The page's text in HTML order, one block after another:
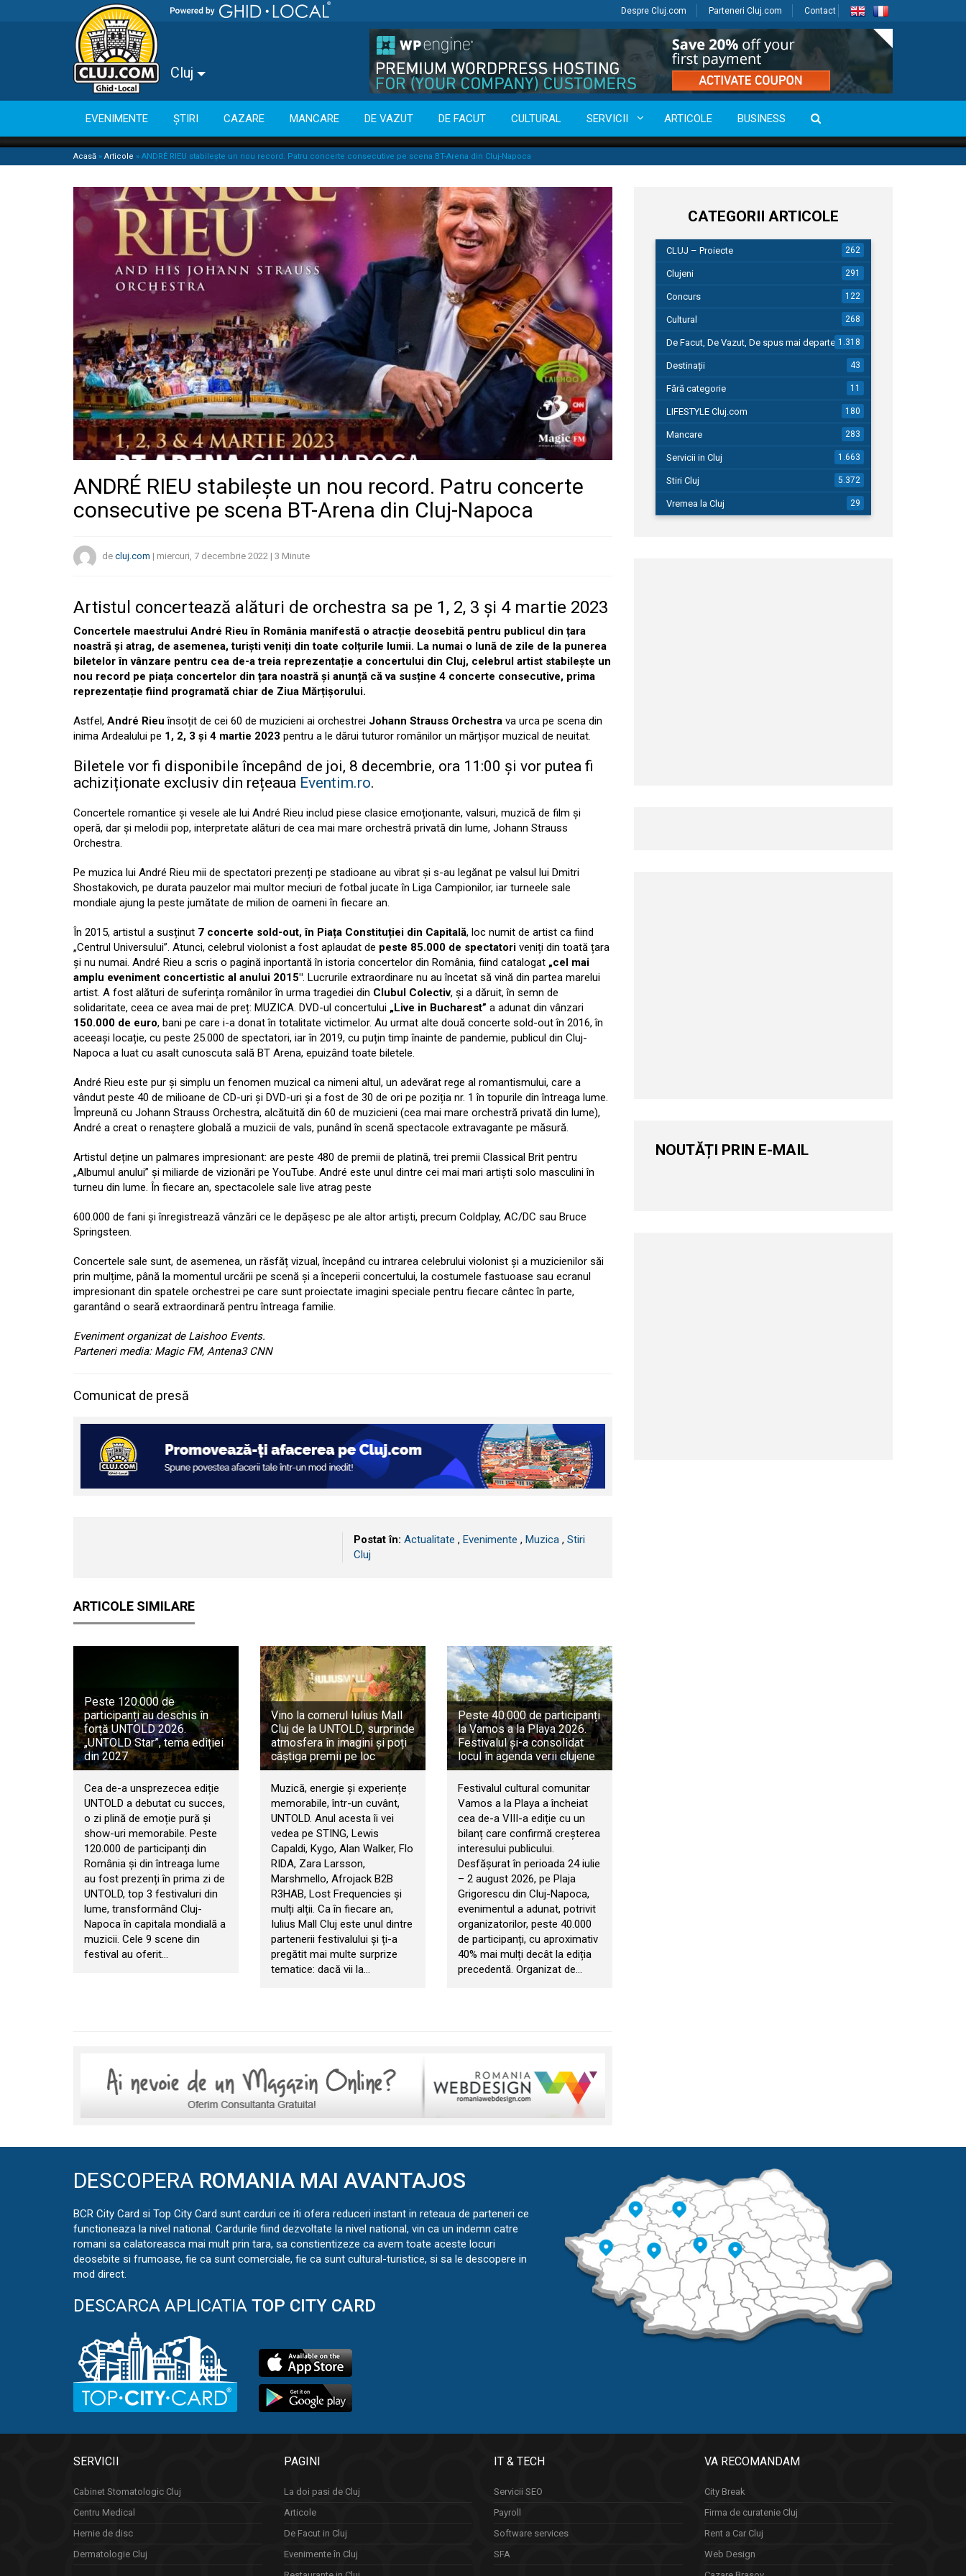
Despre Cluj.com Parteneri Cluj.com Contact
Cluj
EVENIMENTE ȘTIRI CAZARE MANCARE DE VAZUT DE FACUT CULTURAL SERVICII ARTICOLE BUSINESS
Acasă » Articole » ANDRÉ RIEU stabilește un nou record. Patru concerte consecutive pe scena BT-Arena din Cluj-Napoca
ANDRÉ RIEU stabilește un nou record. Patru concerte
consecutive pe scena BT-Arena din Cluj-Napoca
de cluj.com | miercuri, 7 decembrie 2022 | 3 Minute
Artistul concertează alături de orchestra sa pe 1, 2, 3 și 4 martie 2023
Concertele maestrului André Rieu în România manifestă o atracție deosebită pentru publicul din țara
noastră și atrag, de asemenea, turiști veniți din toate colțurile lumii. La numai o lună de zile de la punerea
biletelor în vânzare pentru cea de-a treia reprezentație a concertului din Cluj, celebrul artist stabilește un
nou record pe piața concertelor din țara noastră și anunță că va susține 4 concerte consecutive, prima
reprezentație fiind programată chiar de Ziua Mărțișorului.
Astfel, André Rieu însoțit de cei 60 de muzicieni ai orchestrei Johann Strauss Orchestra va urca pe scena din
inima Ardealului pe 1, 2, 3 și 4 martie 2023 pentru a le dărui tuturor românilor un mărțișor muzical de neuitat.
Biletele vor fi disponibile începând de joi, 8 decembrie, ora 11:00 și vor putea fi
achiziționate exclusiv din rețeaua Eventim.ro.
Concertele romantice și vesele ale lui André Rieu includ piese clasice emoționante, valsuri, muzică de film și
operă, dar și melodii pop, interpretate alături de cea mai mare orchestră privată din lume, Johann Strauss
Orchestra.
Pe muzica lui André Rieu mii de spectatori prezenți pe stadioane au vibrat și s-au legănat pe valsul lui Dmitri
Shostakovich, pe durata pauzelor mai multor meciuri de fotbal jucate în Liga Campionilor, iar turneele sale
mondiale ajung la peste jumătate de milion de oameni în fiecare an.
În 2015, artistul a susținut 7 concerte sold-out, în Piața Constituției din Capitală, loc numit de artist ca fiind
„Centrul Universului”. Atunci, celebrul violonist a fost aplaudat de peste 85.000 de spectatori veniți din toată țara
și nu numai. André Rieu a scris o pagină inportantă în istoria concertelor din România, fiind catalogat „cel mai
amplu eveniment concertistic al anului 2015″. Lucrurile extraordinare nu au încetat să vină din partea marelui
artist. A fost alături de suferința românilor în urma tragediei din Clubul Colectiv, și a dăruit, în semn de
solidaritate, ceea ce avea mai de preț: MUZICA. DVD-ul concertului „Live in Bucharest” a adunat din vânzari
150.000 de euro, bani pe care i-a donat în totalitate victimelor. Au urmat alte două concerte sold-out în 2016, în
aceeași locație, cu peste 25.000 de spectatori, iar în 2019, cu puțin timp înainte de pandemie, publicul din Cluj-
Napoca a luat cu asalt cunoscuta sală BT Arena, epuizând toate biletele.
André Rieu este pur și simplu un fenomen muzical ca nimeni altul, un adevărat rege al romantismului, care a
vândut peste 40 de milioane de CD-uri și DVD-uri și a fost de 30 de ori pe poziția nr. 1 în topurile din întreaga lume.
Împreună cu Johann Strauss Orchestra, alcătuită din 60 de muzicieni (cea mai mare orchestră privată din lume),
André a creat o renaștere globală a muzicii de vals, punând în scenă spectacole extravagante pe măsură.
Artistul deține un palmares impresionant: are peste 480 de premii de platină, trei premii Classical Brit pentru
„Albumul anului” și miliarde de vizionări pe YouTube. André este unul dintre cei mai mari artiști solo masculini în
turneu din lume. În fiecare an, spectacolele sale live atrag peste
600.000 de fani și înregistrează vânzări ce le depășesc pe ale altor artiști, precum Coldplay, AC/DC sau Bruce
Springsteen.
Concertele sale sunt, de asemenea, un răsfăț vizual, începând cu intrarea celebrului violonist și a muzicienilor săi
prin mulțime, până la momentul urcării pe scenă și a începerii concertului, la costumele fastuoase sau ecranul
impresionant din spatele orchestrei pe care sunt proiectate imagini speciale pentru fiecare cântec în parte,
garantând o seară extraordinară pentru întreaga familie.
Eveniment organizat de Laishoo Events.
Parteneri media: Magic FM, Antena3 CNN
Comunicat de presă
Postat în: Actualitate , Evenimente , Muzica , Stiri
Cluj
ARTICOLE SIMILARE
Peste 120.000 de
participanți au deschis în
forță UNTOLD 2026.
„UNTOLD Star”, tema ediției
din 2027
Cea de-a unsprezecea ediție
UNTOLD a debutat cu succes,
o zi plină de emoție pură și
show-uri memorabile. Peste
120.000 de participanți din
România și din întreaga lume
au fost prezenți în prima zi de
UNTOLD, top 3 festivaluri din
lume, transformând Cluj-
Napoca în capitala mondială a
muzicii. Cele 9 scene din
festival au oferit…
Vino la cornerul Iulius Mall
Cluj de la UNTOLD, surprinde
atmosfera în imagini și poți
câștiga premii pe loc
Muzică, energie și experiențe
memorabile, într-un cuvânt,
UNTOLD. Anul acesta îi vei
vedea pe STING, Lewis
Capaldi, Kygo, Alan Walker, Flo
RIDA, Zara Larsson,
Marshmello, Afrojack B2B
R3HAB, Lost Frequencies și
mulți alții. Ca în fiecare an,
Iulius Mall Cluj este unul dintre
partenerii festivalului și ți-a
pregătit mai multe surprize
tematice: dacă vii la…
Peste 40.000 de participanți
la Vamos a la Playa 2026.
Festivalul și-a consolidat
locul în agenda verii clujene
Festivalul cultural comunitar
Vamos a la Playa a încheiat
cea de-a VIII-a ediție cu un
bilanț care confirmă creșterea
interesului publicului.
Desfășurat în perioada 24 iulie
– 2 august 2026, pe Plaja
Grigorescu din Cluj-Napoca,
evenimentul a adunat, potrivit
organizatorilor, peste 40.000
de participanți, cu aproximativ
40% mai mulți decât la ediția
precedentă. Organizat de…
CATEGORII ARTICOLE
CLUJ – Proiecte 262
Clujeni 291
Concurs 122
Cultural 268
De Facut, De Vazut, De spus mai departe…1.318
Destinații 43
Fără categorie 11
LIFESTYLE Cluj.com 180
Mancare 283
Servicii in Cluj 1.663
Stiri Cluj 5.372
Vremea la Cluj 29
NOUTĂȚI PRIN E-MAIL
DESCOPERA ROMANIA MAI AVANTAJOS
BCR City Card si Top City Card sunt carduri ce iti ofera reduceri instant in reteaua de parteneri ce
functioneaza la nivel national. Cardurile fiind dezvoltate la nivel national, vin ca un indemn catre
romani sa calatoreasca mai mult prin tara, sa constientizeze ca avem toate aceste locuri
deosebite si frumoase, fie ca sunt comerciale, fie ca sunt cultural-turistice, si sa le descopere in
mod direct.
DESCARCA APLICATIA TOP CITY CARD
SERVICII
Cabinet Stomatologic Cluj
Centru Medical
Hernie de disc
Dermatologie Cluj
PAGINI
La doi pasi de Cluj
Articole
De Facut in Cluj
Evenimente în Cluj
IT & TECH
Servicii SEO
Payroll
Software services
SFA
VA RECOMANDAM
City Break
Firma de curatenie Cluj
Rent a Car Cluj
Web Design